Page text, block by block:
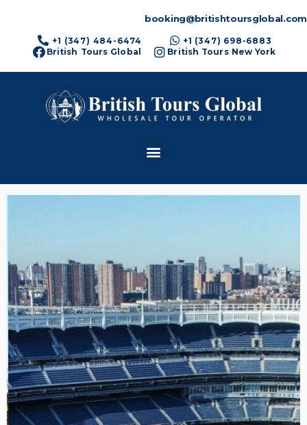
booking@britishtoursglobal.com
+1 (347) 484-6474
+1 (347) 698-6883
British Tours Global
British Tours New York